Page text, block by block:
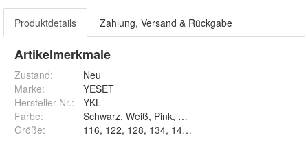
Produktdetails Zahlung, Versand & Rückgabe
Artikelmerkmale
Zustand:
Neu
Marke:
YESET
Hersteller Nr.:
YKL
Farbe:
Schwarz, Weiß, Pink, Violett, Blau, Grün,
Größe: